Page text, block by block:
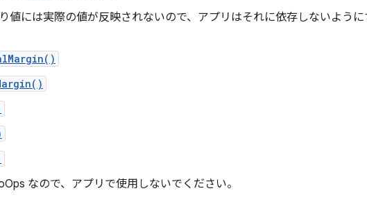
値には実際の値が反映されないので、アプリはそれに依存しないよう
なので、アプリで使用しないでください。